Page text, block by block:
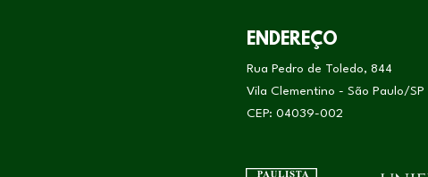
ENDEREÇO
Rua Pedro de Toledo, 844
Vila Clementino - São Paulo/SP
CEP: 04039-002